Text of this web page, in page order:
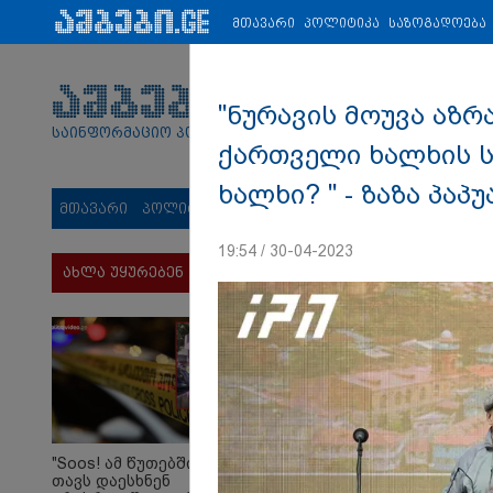
პარტნიორები: ახალი ამბები ეკონომიკა ვიდეო
საინფორმაციო პორტალი
მთავარი პოლიტიკა საზოგადოება
ახლა უყურებენ
"Soos! ამ წუთებში
თავს დაესხნენ
მთავარი პოლიტიკა საზოგადოება
"ნურავის მოუვა
ქართველი ხალხის
ხალხი? " - ზაზა
19:54 / 30-04-2023